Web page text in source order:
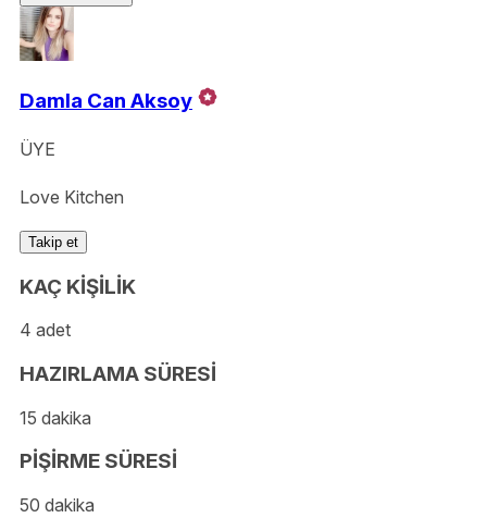
Damla Can Aksoy
ÜYE
Love Kitchen
Takip et
KAÇ KİŞİLİK
4 adet
HAZIRLAMA SÜRESİ
15 dakika
PİŞİRME SÜRESİ
50 dakika